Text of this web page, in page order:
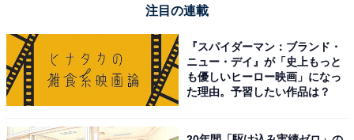
注目の連載
『スパイダーマン：ブランド・
ニュー・デイ』が「史上もっと
も優しいヒーロー映画」になっ
た理由。予習したい作品は？